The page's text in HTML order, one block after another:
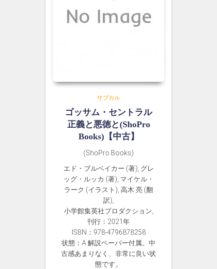
サブカル
ゴッサム・セントラル
正義と悪徳と(ShoPro
Books)【中古】
(ShoPro Books)
エド・ブルベイカー (著), グレ
ッグ・ルッカ (著), マイケル・
ラーク (イラスト), 高木 亮 (翻
訳),
小学館集英社プロダクション,
刊行：2021年
ISBN：978-4796878258
状態：A 解説ペーパー付属。中
古感あまりなく、非常に良い状
態です。